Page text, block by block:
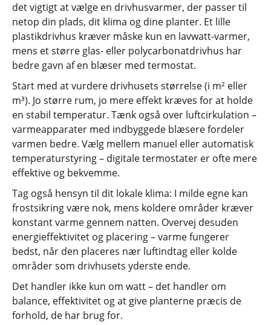
det vigtigt at vælge en drivhusvarmer, der passer til
netop din plads, dit klima og dine planter. Et lille
plastikdrivhus kræver måske kun en lavwatt-varmer,
mens et større glas- eller polycarbonatdrivhus har
bedre gavn af en blæser med termostat.
Start med at vurdere drivhusets størrelse (i m² eller
m³). Jo større rum, jo mere effekt kræves for at holde
en stabil temperatur. Tænk også over luftcirkulation –
varmeapparater med indbyggede blæsere fordeler
varmen bedre. Vælg mellem manuel eller automatisk
temperaturstyring – digitale termostater er ofte mere
effektive og bekvemme.
Tag også hensyn til dit lokale klima: I milde egne kan
frostsikring være nok, mens koldere områder kræver
konstant varme gennem natten. Overvej desuden
energieffektivitet og placering – varme fungerer
bedst, når den placeres nær luftindtag eller kolde
områder som drivhusets yderste ende.
Det handler ikke kun om watt – det handler om
balance, effektivitet og at give planterne præcis de
forhold, de har brug for.